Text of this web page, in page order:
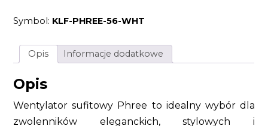
Symbol: KLF-PHREE-56-WHT
Opis Informacje dodatkowe
Opis
Wentylator sufitowy Phree to idealny wybór dla
zwolenników eleganckich, stylowych i